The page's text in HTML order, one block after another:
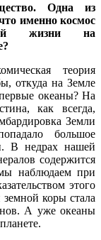
Одна из
именно космос
жизни на
теория
откуда на Земле
океаны? На
как всегда,
Земли
большое
В недрах нашей
содержится
наблюдаем при
этого
коры стала
А уже океаны